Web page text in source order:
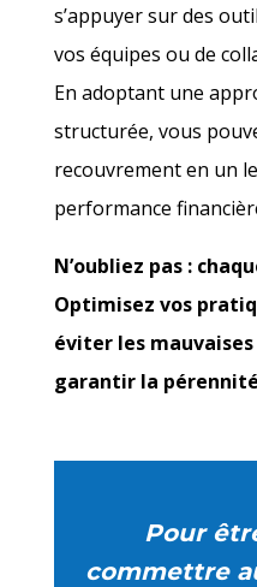
s’appuyer sur des
vos équipes ou de
En adoptant une
structurée, vous
recouvrement en un
performance
N’oubliez pas :
Optimisez vos
éviter les
garantir la
Pour
commettre